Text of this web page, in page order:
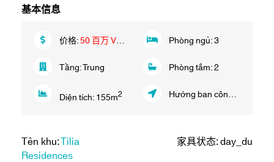
基本信息
价格:50 百万 VND/月 Phòng ngủ:3
Tầng:Trung Phòng tắm:2
Diện tích: 155m2 Hướng ban công:
Tên khu:Tilia
Residences
家具状态: day_du